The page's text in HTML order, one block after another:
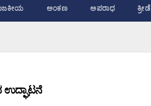
ಅಂಕಣ ಅಪರಾಧ ಕ್ರೀಡೆ
ಉದ್ಘಾಟನೆ